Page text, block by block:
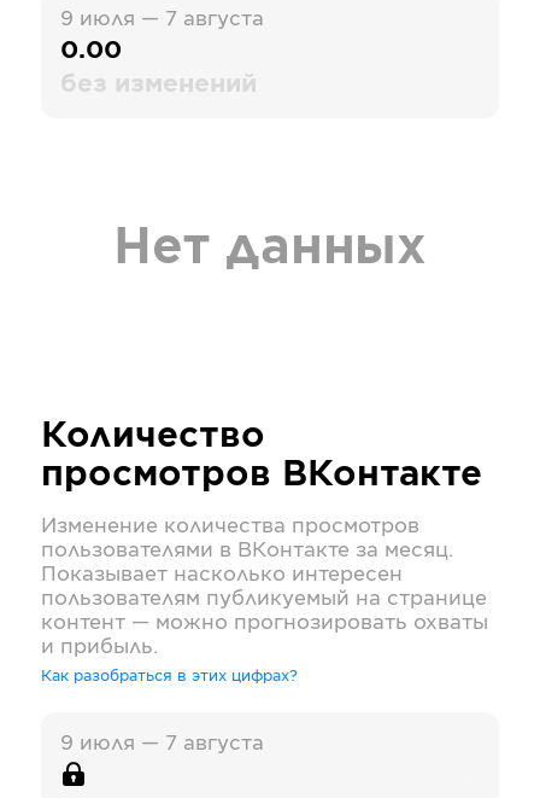
9 июля — 7 августа
0.00
без изменений
Нет данных
Количество
просмотров ВКонтакте
Изменение количества просмотров
пользователями в ВКонтакте за месяц.
Показывает насколько интересен
пользователям публикуемый на странице
контент — можно прогнозировать охваты
и прибыль.
Как разобраться в этих цифрах?
9 июля — 7 августа